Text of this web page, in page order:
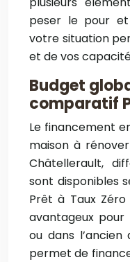
peser le pour
votre situation
et de vos
Budget
comparatif
Le financement
maison à
Châtellerault,
sont disponibles
Prêt à Taux
avantageux pour
ou dans
permet de